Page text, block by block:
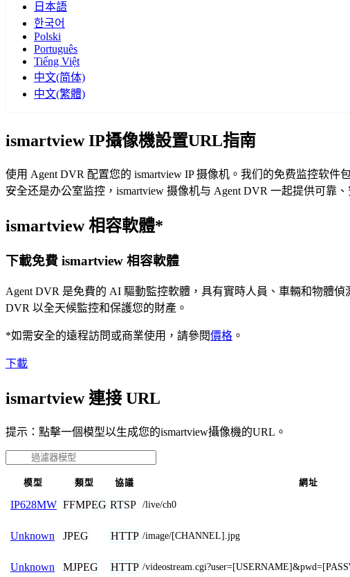
日本語
한국어
Polski
Português
Tiếng Việt
中文(简体)
中文(繁體)
ismartview IP攝像機設置URL指南
使用 Agent DVR 配置您的 ismartview IP 摄像机。我们的免费监控软
安全还是办公室监控，ismartview 摄像机与 Agent DVR 一起提供可靠、
ismartview 相容軟體*
下載免費 ismartview 相容軟體
Agent DVR 是免費的 AI 驅動監控軟體，具有實時人員、車輛和物體
DVR 以全天候監控和保護您的財產。
*如需安全的遠程訪問或商業使用，請參閱價格 。
下載
ismartview 連接 URL
提示：點擊一個模型以生成您的ismartview攝像機的URL。
模型 類型 協議 網址
IP628MW FFMPEG RTSP /live/ch0
Unknown JPEG HTTP /image/[CHANNEL].jpg
Unknown MJPEG HTTP /